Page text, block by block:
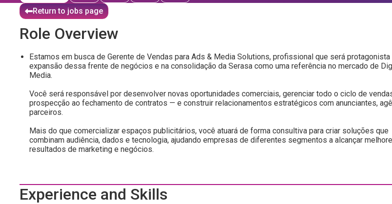
Return to jobs page
Role Overview
Estamos em busca de Gerente de Vendas para Ads & Media Solutions, profissional que será protagonista
expansão dessa frente de negócios e na consolidação da Serasa como uma referência no mercado de
Media.
Você será responsável por desenvolver novas oportunidades comerciais, gerenciar todo o ciclo de
prospecção ao fechamento de contratos — e construir relacionamentos estratégicos com anunciantes,
parceiros.
Mais do que comercializar espaços publicitários, você atuará de forma consultiva para criar soluções que
combinam audiência, dados e tecnologia, ajudando empresas de diferentes segmentos a alcançar
resultados de marketing e negócios.
Experience and Skills